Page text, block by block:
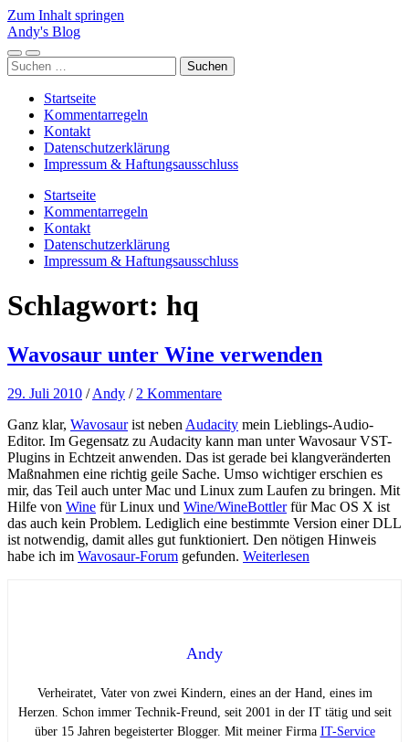
Zum Inhalt springen
Andy's Blog
Mobile-
Menü
Suchfeld
ein-/ausblenden
Suchen
nach:
Startseite
Kommentarregeln
Kontakt
Datenschutzerklärung
Impressum & Haftungsausschluss
Startseite
Kommentarregeln
Kontakt
Datenschutzerklärung
Impressum & Haftungsausschluss
Schlagwort: hq
Wavosaur unter Wine verwenden
29. Juli 2010 /Andy / 2 Kommentare
Ganz klar, Wavosaurist neben Audacity mein Lieblings-Audio-
Editor. Im Gegensatz zu Audacity kann man unter Wavosaur VST-
Plugins in Echtzeit anwenden. Das ist gerade bei klangveränderten
Maßnahmen eine richtig geile Sache. Umso wichtiger erschien es
mir, das Teil auch unter Mac und Linux zum Laufen zu bringen. Mit
Hilfe von Wine für Linux und Wine/WineBottlerfür Mac OS X ist
das auch kein Problem. Lediglich eine bestimmte Version einer DLL
ist notwendig, damit alles gut funktioniert. Den nötigen Hinweis
habe ich im Wavosaur-Forum gefunden. Weiterlesen
Andy
Verheiratet, Vater von zwei Kindern, eines an der Hand, eines im
Herzen. Schon immer Technik-Freund, seit 2001 in der IT tätig und seit
über 15 Jahren begeisterter Blogger. Mit meiner Firma IT-Service